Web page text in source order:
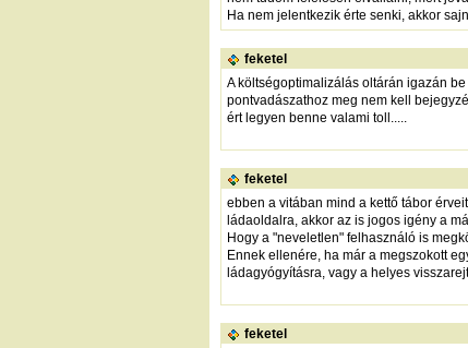
Ha nem jelentkezik érte senki, akkor
feketel
A költségoptimalizálás oltárán igazán
pontvadászathoz meg nem kell
ért legyen benne valami toll.....
feketel
ebben a vitában mind a kettő tábor
ládaoldalra, akkor az is jogos igény a
Hogy a "neveletlen" felhasználó is
Ennek ellenére, ha már a megszokott
ládagyógyításra, vagy a helyes
feketel